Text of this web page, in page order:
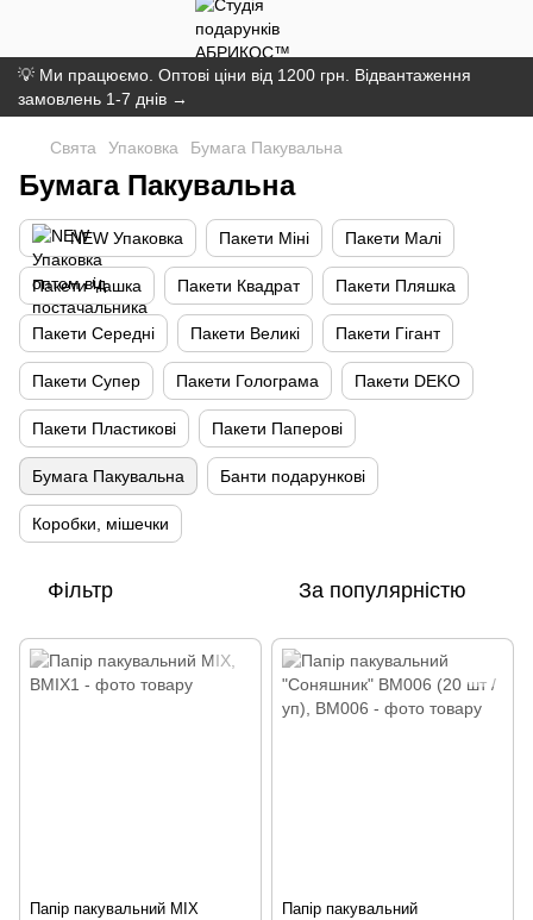
💡 Ми працюємо. Оптові ціни від 1200 грн. Відвантаження
замовлень 1-7 днів →
Свята Упаковка Бумага Пакувальна
Бумага Пакувальна
NEW Упаковка Пакети Міні Пакети Малі
Пакети Чашка Пакети Квадрат Пакети Пляшка
Пакети Середні Пакети Великі Пакети Гігант
Пакети Супер Пакети Голограма Пакети DEKO
Пакети Пластикові Пакети Паперові
Бумага Пакувальна Банти подарункові
Коробки, мішечки
Фільтр За популярністю
Папір пакувальний MIX
Папір пакувальний